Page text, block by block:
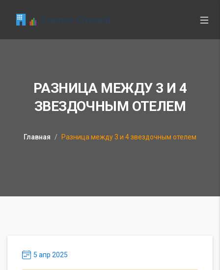
РАЗНИЦА МЕЖДУ 3 И 4
ЗВЕЗДОЧНЫМ ОТЕЛЕМ
Главная Разница между 3 и 4 звездочным отелем
5 апр 2025